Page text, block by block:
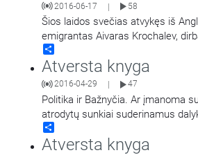
2016-06-17 | 58
Šios laidos svečias atvykęs iš
emigrantas Aivaras Krochalev,
policijoje bendruomenės
šiuolaikinės vergovės…
Atversta knyga
2016-04-29 47
Politika ir Bažnyčia. Ar įmanoma
atrodytų sunkiai suderinamus
Politikos uždavinys – spręsti
su…
Atversta knyga